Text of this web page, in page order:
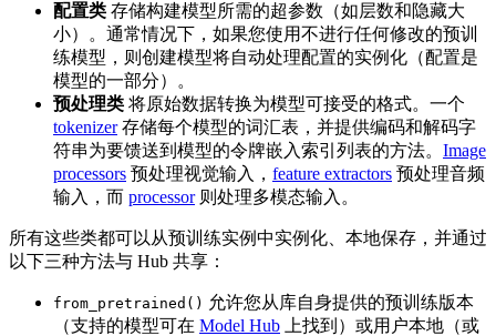
配置类 存储构建模型所需的超参数（如层数和隐藏大
小）。通常情况下，如果您使用不进行任何修改的预训
练模型，则创建模型将自动处理配置的实例化（配置是
模型的一部分）。
预处理类 将原始数据转换为模型可接受的格式。一个
tokenizer存储每个模型的词汇表，并提供编码和解码字
符串为要馈送到模型的令牌嵌入索引列表的方法。 Image
processors 预处理视觉输入， feature extractors 预处理音频
输入，而 processor则处理多模态输入。
所有这些类都可以从预训练实例中实例化、本地保存，并通过
以下三种方法与 Hub 共享：
from_pretrained() 允许您从库自身提供的预训练版本
（支持的模型可在 Model Hub 上找到）或用户本地（或